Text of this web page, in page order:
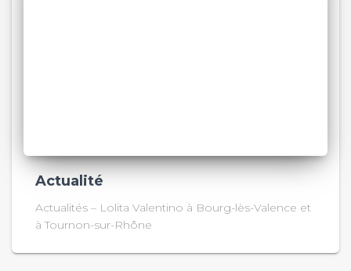
Actualité
Actualités – Lolita Valentino à Bourg-lès-Valence et
à Tournon-sur-Rhône